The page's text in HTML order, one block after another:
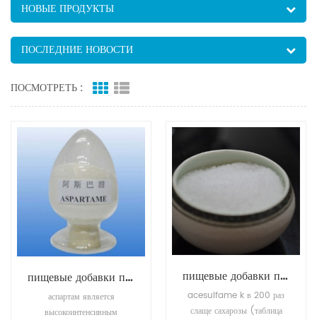
НОВЫЕ ПРОДУКТЫ
ПОСЛЕДНИЕ НОВОСТИ
ПОСМОТРЕТЬ :
пищевые добавки подсластители аспартам
аспартам является
высокоинтенсивным
пищевые добавки подсластители acesulfame-k
acesulfame k в 200 раз
слаще сахарозы (таблица